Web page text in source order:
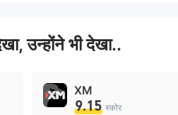
उन्होंने भी देखा..
XM
9.15 स्कोर